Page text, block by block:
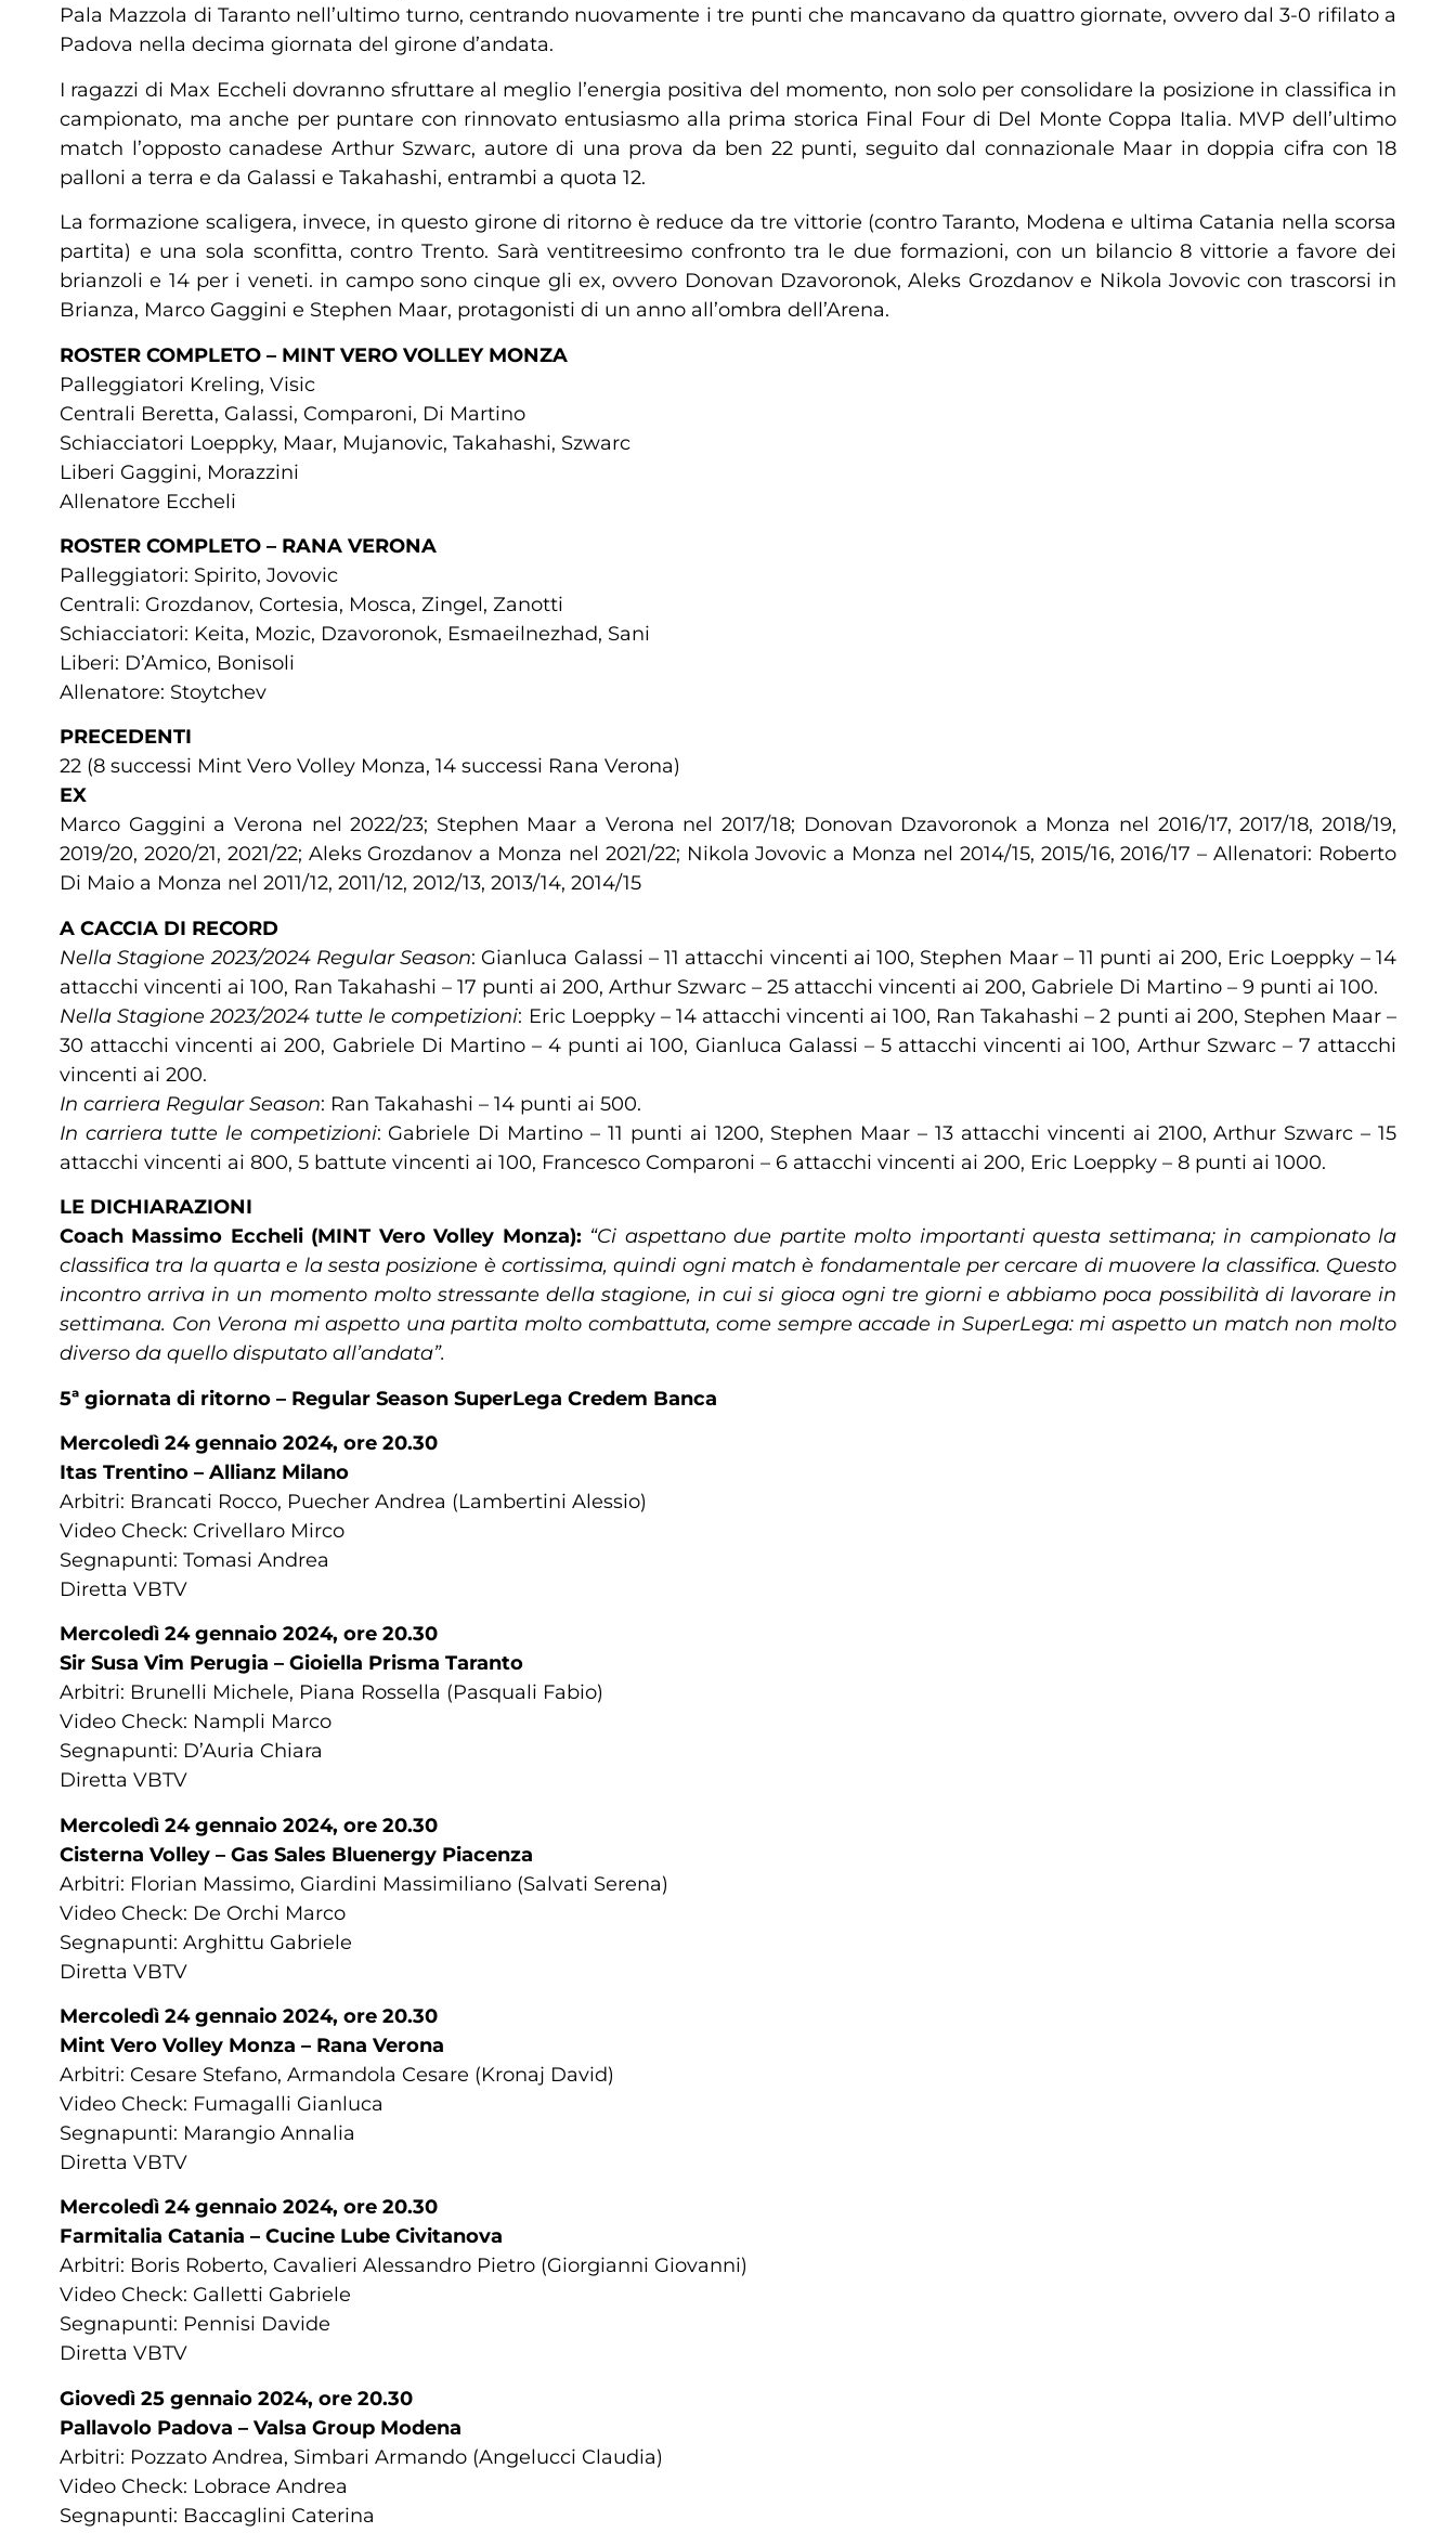
Pala Mazzola di Taranto nell’ultimo turno, centrando nuovamente i tre punti che mancavano da quattro giornate, ovvero dal 3-0 rifilato a
Padova nella decima giornata del girone d’andata.
I ragazzi di Max Eccheli dovranno sfruttare al meglio l’energia positiva del momento, non solo per consolidare la posizione in classifica in
campionato, ma anche per puntare con rinnovato entusiasmo alla prima storica Final Four di Del Monte Coppa Italia. MVP dell’ultimo
match l’opposto canadese Arthur Szwarc, autore di una prova da ben 22 punti, seguito dal connazionale Maar in doppia cifra con 18
palloni a terra e da Galassi e Takahashi, entrambi a quota 12.
La formazione scaligera, invece, in questo girone di ritorno è reduce da tre vittorie (contro Taranto, Modena e ultima Catania nella scorsa
partita) e una sola sconfitta, contro Trento. Sarà ventitreesimo confronto tra le due formazioni, con un bilancio 8 vittorie a favore dei
brianzoli e 14 per i veneti. in campo sono cinque gli ex, ovvero Donovan Dzavoronok, Aleks Grozdanov e Nikola Jovovic con trascorsi in
Brianza, Marco Gaggini e Stephen Maar, protagonisti di un anno all’ombra dell’Arena.
ROSTER COMPLETO – MINT VERO VOLLEY MONZA
Palleggiatori Kreling, Visic
Centrali Beretta, Galassi, Comparoni, Di Martino
Schiacciatori Loeppky, Maar, Mujanovic, Takahashi, Szwarc
Liberi Gaggini, Morazzini
Allenatore Eccheli
ROSTER COMPLETO – RANA VERONA
Palleggiatori: Spirito, Jovovic
Centrali: Grozdanov, Cortesia, Mosca, Zingel, Zanotti
Schiacciatori: Keita, Mozic, Dzavoronok, Esmaeilnezhad, Sani
Liberi: D’Amico, Bonisoli
Allenatore: Stoytchev
PRECEDENTI
22 (8 successi Mint Vero Volley Monza, 14 successi Rana Verona)
EX
Marco Gaggini a Verona nel 2022/23; Stephen Maar a Verona nel 2017/18; Donovan Dzavoronok a Monza nel 2016/17, 2017/18, 2018/19,
2019/20, 2020/21, 2021/22; Aleks Grozdanov a Monza nel 2021/22; Nikola Jovovic a Monza nel 2014/15, 2015/16, 2016/17 – Allenatori: Roberto
Di Maio a Monza nel 2011/12, 2011/12, 2012/13, 2013/14, 2014/15
A CACCIA DI RECORD
Nella Stagione 2023/2024 Regular Season: Gianluca Galassi – 11 attacchi vincenti ai 100, Stephen Maar – 11 punti ai 200, Eric Loeppky – 14
attacchi vincenti ai 100, Ran Takahashi – 17 punti ai 200, Arthur Szwarc – 25 attacchi vincenti ai 200, Gabriele Di Martino – 9 punti ai 100.
Nella Stagione 2023/2024 tutte le competizioni: Eric Loeppky – 14 attacchi vincenti ai 100, Ran Takahashi – 2 punti ai 200, Stephen Maar –
30 attacchi vincenti ai 200, Gabriele Di Martino – 4 punti ai 100, Gianluca Galassi – 5 attacchi vincenti ai 100, Arthur Szwarc – 7 attacchi
vincenti ai 200.
In carriera Regular Season: Ran Takahashi – 14 punti ai 500.
In carriera tutte le competizioni: Gabriele Di Martino – 11 punti ai 1200, Stephen Maar – 13 attacchi vincenti ai 2100, Arthur Szwarc – 15
attacchi vincenti ai 800, 5 battute vincenti ai 100, Francesco Comparoni – 6 attacchi vincenti ai 200, Eric Loeppky – 8 punti ai 1000.
LE DICHIARAZIONI
Coach Massimo Eccheli (MINT Vero Volley Monza): “Ci aspettano due partite molto importanti questa settimana; in campionato la
classifica tra la quarta e la sesta posizione è cortissima, quindi ogni match è fondamentale per cercare di muovere la classifica. Questo
incontro arriva in un momento molto stressante della stagione, in cui si gioca ogni tre giorni e abbiamo poca possibilità di lavorare in
settimana. Con Verona mi aspetto una partita molto combattuta, come sempre accade in SuperLega: mi aspetto un match non molto
diverso da quello disputato all’andata”.
5ª giornata di ritorno – Regular Season SuperLega Credem Banca
Mercoledì 24 gennaio 2024, ore 20.30
Itas Trentino – Allianz Milano
Arbitri: Brancati Rocco, Puecher Andrea (Lambertini Alessio)
Video Check: Crivellaro Mirco
Segnapunti: Tomasi Andrea
Diretta VBTV
Mercoledì 24 gennaio 2024, ore 20.30
Sir Susa Vim Perugia – Gioiella Prisma Taranto
Arbitri: Brunelli Michele, Piana Rossella (Pasquali Fabio)
Video Check: Nampli Marco
Segnapunti: D’Auria Chiara
Diretta VBTV
Mercoledì 24 gennaio 2024, ore 20.30
Cisterna Volley – Gas Sales Bluenergy Piacenza
Arbitri: Florian Massimo, Giardini Massimiliano (Salvati Serena)
Video Check: De Orchi Marco
Segnapunti: Arghittu Gabriele
Diretta VBTV
Mercoledì 24 gennaio 2024, ore 20.30
Mint Vero Volley Monza – Rana Verona
Arbitri: Cesare Stefano, Armandola Cesare (Kronaj David)
Video Check: Fumagalli Gianluca
Segnapunti: Marangio Annalia
Diretta VBTV
Mercoledì 24 gennaio 2024, ore 20.30
Farmitalia Catania – Cucine Lube Civitanova
Arbitri: Boris Roberto, Cavalieri Alessandro Pietro (Giorgianni Giovanni)
Video Check: Galletti Gabriele
Segnapunti: Pennisi Davide
Diretta VBTV
Giovedì 25 gennaio 2024, ore 20.30
Pallavolo Padova – Valsa Group Modena
Arbitri: Pozzato Andrea, Simbari Armando (Angelucci Claudia)
Video Check: Lobrace Andrea
Segnapunti: Baccaglini Caterina